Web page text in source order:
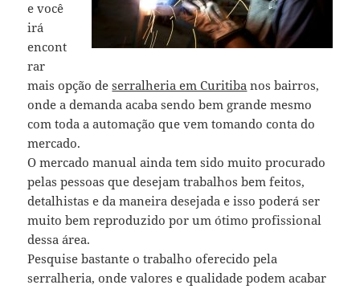
e você
irá
encont
rar
mais opção deserralheria em Curitiba nos bairros,
onde a demanda acaba sendo bem grande mesmo
com toda a automação que vem tomando conta do
mercado.
O mercado manual ainda tem sido muito procurado
pelas pessoas que desejam trabalhos bem feitos,
detalhistas e da maneira desejada e isso poderá ser
muito bem reproduzido por um ótimo profissional
dessa área.
Pesquise bastante o trabalho oferecido pela
serralheria, onde valores e qualidade podem acabar